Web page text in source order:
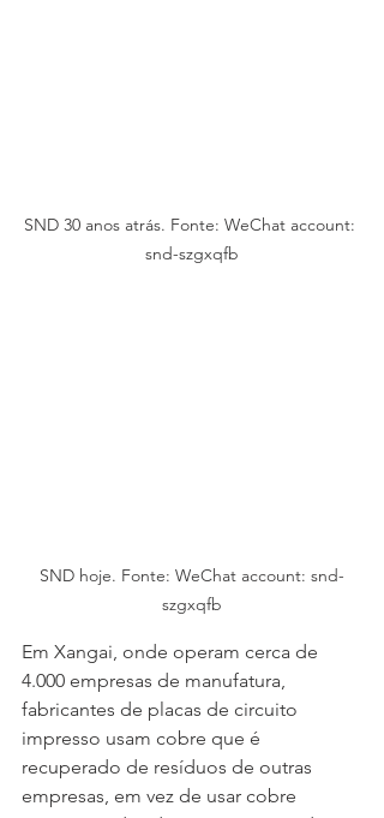
SND 30 anos atrás. Fonte: WeChat account:
snd-szgxqfb
SND hoje. Fonte: WeChat account: snd-
szgxqfb
Em Xangai, onde operam cerca de
4.000 empresas de manufatura,
fabricantes de placas de circuito
impresso usam cobre que é
recuperado de resíduos de outras
empresas, em vez de usar cobre